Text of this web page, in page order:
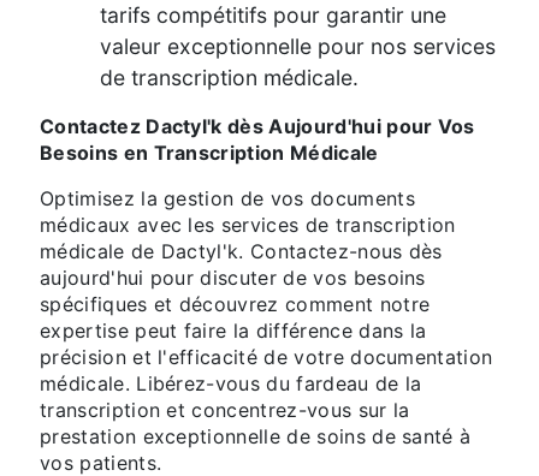
tarifs compétitifs pour garantir une
valeur exceptionnelle pour nos services
de transcription médicale.
Contactez Dactyl'k dès Aujourd'hui pour Vos
Besoins en Transcription Médicale
Optimisez la gestion de vos documents
médicaux avec les services de transcription
médicale de Dactyl'k. Contactez-nous dès
aujourd'hui pour discuter de vos besoins
spécifiques et découvrez comment notre
expertise peut faire la différence dans la
précision et l'efficacité de votre documentation
médicale. Libérez-vous du fardeau de la
transcription et concentrez-vous sur la
prestation exceptionnelle de soins de santé à
vos patients.